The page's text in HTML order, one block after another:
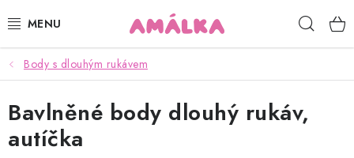
na
KOJENECKÉ, DĚTSKÉ OBLEČENÍ
ČEPICE, RUKAVICE, NÁKRČNÍKY
OSUŠKY, BRYNDÁKY, DEKY, DOPLŇKY
Body s dlouhým rukávem
Bavlněné body dlouhý rukáv,
autíčka